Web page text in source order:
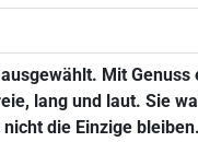
Mit
lang und laut. Sie
die Einzige